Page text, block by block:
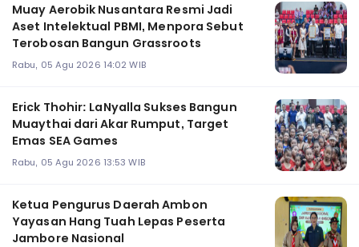
Muay Aerobik Nusantara Resmi Jadi
Aset Intelektual PBMI, Menpora Sebut
Terobosan Bangun Grassroots
Rabu, 05 Agu 2026 14:02 WIB
Erick Thohir: LaNyalla Sukses Bangun
Muaythai dari Akar Rumput, Target
Emas SEA Games
Rabu, 05 Agu 2026 13:53 WIB
Ketua Pengurus Daerah Ambon
Yayasan Hang Tuah Lepas Peserta
Jambore Nasional